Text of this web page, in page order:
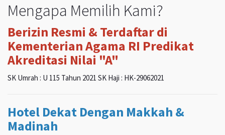
Mengapa Memilih Kami?
Berizin Resmi & Terdaftar di
Kementerian Agama RI Predikat
Akreditasi Nilai "A"
SK Umrah : U 115 Tahun 2021 SK Haji : HK-29062021
Hotel Dekat Dengan Makkah &
Madinah